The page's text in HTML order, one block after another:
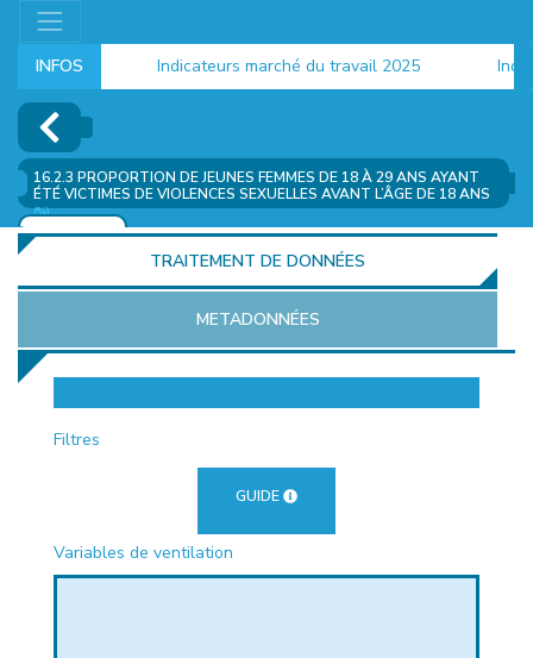
INFOS Indicateurs marché du travail 2025
16.2.3 PROPORTION DE JEUNES FEMMES DE 18 À 29 ANS AYANT
ÉTÉ VICTIMES DE VIOLENCES SEXUELLES AVANT L’ÂGE DE 18 ANS
(%)
AJOUTER
TRAITEMENT DE DONNÉES
METADONNÉES
Filtres
GUIDE
Variables de ventilation